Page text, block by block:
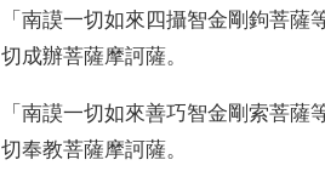
「南謨一切如來四攝智金剛鉤菩薩
切成辦菩薩摩訶薩。
「南謨一切如來善巧智金剛索菩薩
切奉教菩薩摩訶薩。